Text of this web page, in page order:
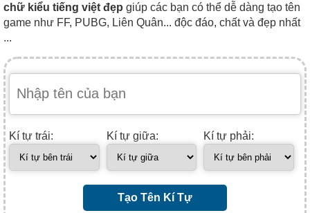
chữ kiểu tiếng việt đẹp giúp các bạn có thể dễ dàng tạo tên
game như FF, PUBG, Liên Quân... độc đáo, chất và đẹp nhất
...
Kí tự trái: Kí tự giữa: Kí tự phải:
Tạo Tên Kí Tự